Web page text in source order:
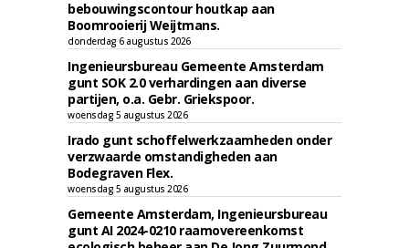
bebouwingscontour houtkap aan
Boomrooierij Weijtmans.
donderdag 6 augustus 2026
Ingenieursbureau Gemeente Amsterdam
gunt SOK 2.0 verhardingen aan diverse
partijen, o.a. Gebr. Griekspoor.
woensdag 5 augustus 2026
Irado gunt schoffelwerkzaamheden onder
verzwaarde omstandigheden aan
Bodegraven Flex.
woensdag 5 augustus 2026
Gemeente Amsterdam, Ingenieursbureau
gunt AI 2024-0210 raamovereenkomst